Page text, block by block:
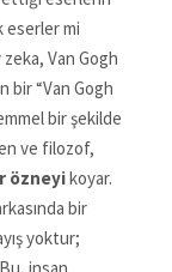
eserler mi
Van Gogh
bir “Van Gogh
bir şekilde
ve filozof,
özneyikoyar.
bir
yoktur;